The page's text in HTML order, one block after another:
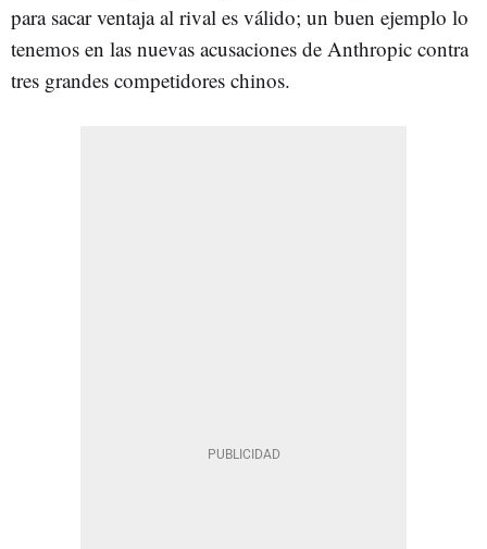
para sacar ventaja al rival es válido; un buen ejemplo lo
tenemos en las nuevas acusaciones de Anthropic contra
tres grandes competidores chinos.